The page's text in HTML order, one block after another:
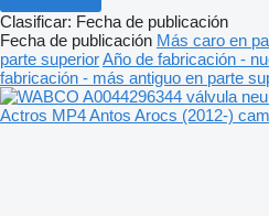
Clasificar: Fecha de publicación
Fecha de publicación Más caro en
parte superiorAño de fabricación -
fabricación - más antiguo en parte